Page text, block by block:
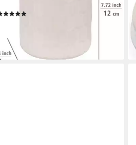
lieferbar - in 3-4 Werktagen bei dir